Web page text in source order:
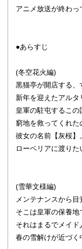
アニメ放送が終わっ
●あらすじ
(冬空花火編)
黒猫亭が開店する、
新年を迎えたアルタ
皇軍の駐屯するこの
窮地を救ってくれた
彼女の名前【灰桜】。
ローベリアに渡り
(雪華文様編)
メンテナンスから目
そこは皇軍の保養地
それはまるでメイド
春の雪解けが近づく